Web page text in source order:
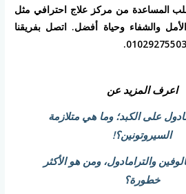
المساعدة من مركز علاج احترافي مثل
والشفاء وحياة أفضل. اتصل بفريقنا
اعرف المزيد عن
على الكبد؛ وما هي متلازمة
السيروتونين؟!
والترامادول، ومن هو الأكثر
خطورة؟